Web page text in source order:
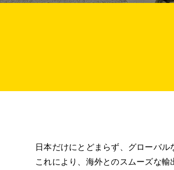
日本だけにとどまらず、グローバ
これにより、海外とのスムーズな輸